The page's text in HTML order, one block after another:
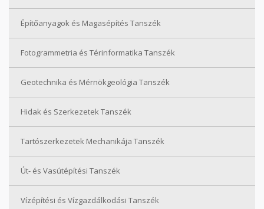
Építőanyagok és Magasépítés Tanszék
Fotogrammetria és Térinformatika Tanszék
Geotechnika és Mérnökgeológia Tanszék
Hidak és Szerkezetek Tanszék
Tartószerkezetek Mechanikája Tanszék
Út- és Vasútépítési Tanszék
Vízépítési és Vízgazdálkodási Tanszék